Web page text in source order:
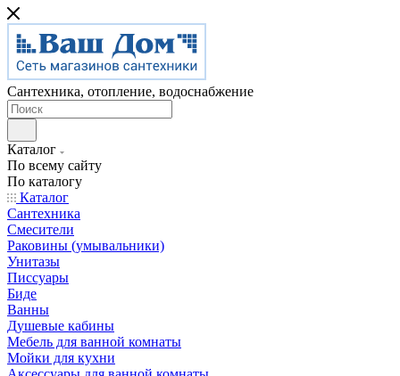
Сантехника, отопление, водоснабжение
Каталог
По всему сайту
По каталогу
Каталог
Сантехника
Смесители
Раковины (умывальники)
Унитазы
Писсуары
Биде
Ванны
Душевые кабины
Мебель для ванной комнаты
Мойки для кухни